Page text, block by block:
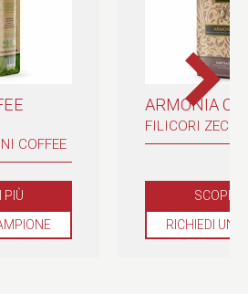
COFFEE
PIÙ
ARMONIA
FILICORI
SCOPRI
RICHIEDI UN